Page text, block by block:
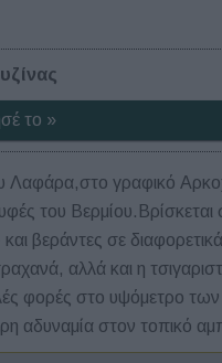
το »
γραφικό
του
και βεράντες σε
αλλά και η
φορές στο υψόμετρο
αδυναμία στον τοπικό